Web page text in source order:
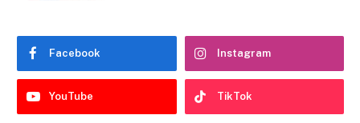
Facebook Instagram
YouTube TikTok